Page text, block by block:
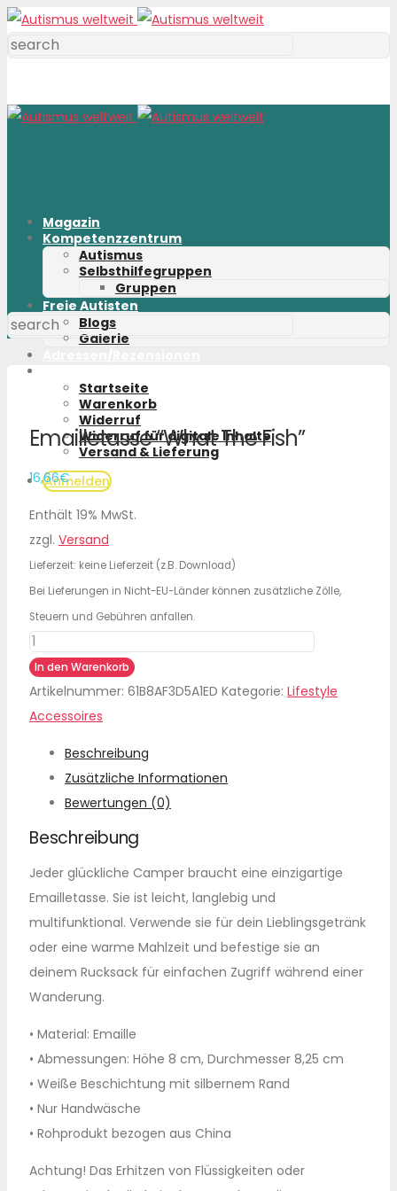
Magazin
Kompetenzzentrum
Autismus
Selbsthilfegruppen
Gruppen
Freie Autisten
Blogs
Galerie
Startseite
Warenkorb
Widerruf
Widerruf für digitale Inhalte
Versand & Lieferung
Anmelden
Emailletasse “What The Fish”
16,66€
Enthält 19% MwSt.
zzgl. Versand
Lieferzeit: keine Lieferzeit (z.B. Download)
Bei Lieferungen in Nicht-EU-Länder können zusätzliche Zölle,
Steuern und Gebühren anfallen.
Emailletasse
"What
The
Fish"
In den Warenkorb
Artikelnummer: 61B8AF3D5A1ED Kategorie: Lifestyle
Accessoires
Beschreibung
Zusätzliche Informationen
Bewertungen (0)
Beschreibung
Jeder glückliche Camper braucht eine einzigartige
Emailletasse. Sie ist leicht, langlebig und
multifunktional. Verwende sie für dein Lieblingsgetränk
oder eine warme Mahlzeit und befestige sie an
deinem Rucksack für einfachen Zugriff während einer
Wanderung.
• Material: Emaille
• Abmessungen: Höhe 8 cm, Durchmesser 8,25 cm
• Weiße Beschichtung mit silbernem Rand
• Nur Handwäsche
• Rohprodukt bezogen aus China
Achtung! Das Erhitzen von Flüssigkeiten oder